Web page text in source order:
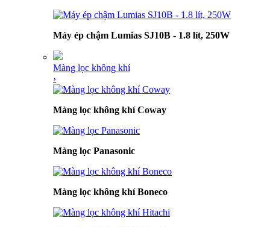
Máy ép chậm Lumias SJ10B - 1.8 lít, 250W
Màng lọc không khí
›
Màng lọc không khí Coway
Màng lọc Panasonic
Màng lọc không khí Boneco